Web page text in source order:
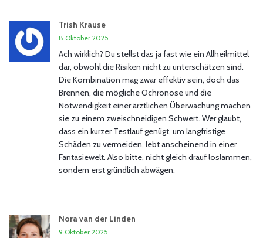
Trish Krause
8 Oktober 2025
Ach wirklich? Du stellst das ja fast wie ein Allheilmittel
dar, obwohl die Risiken nicht zu unterschätzen sind.
Die Kombination mag zwar effektiv sein, doch das
Brennen, die mögliche Ochronose und die
Notwendigkeit einer ärztlichen Überwachung machen
sie zu einem zweischneidigen Schwert. Wer glaubt,
dass ein kurzer Testlauf genügt, um langfristige
Schäden zu vermeiden, lebt anscheinend in einer
Fantasiewelt. Also bitte, nicht gleich drauf loslammen,
sondern erst gründlich abwägen.
Nora van der Linden
9 Oktober 2025